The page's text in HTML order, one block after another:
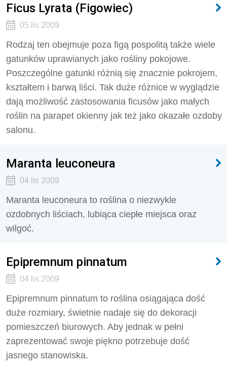
Ficus Lyrata (Figowiec)
05 lis 2009
Rodzaj ten obejmuje poza figą pospolitą także wiele
gatunków uprawianych jako rośliny pokojowe.
Poszczególne gatunki różnią się znacznie pokrojem,
kształtem i barwą liści. Tak duże różnice w wyglądzie
dają możliwość zastosowania ficusów jako małych
roślin na parapet okienny jak też jako okazałe ozdoby
salonu.
Maranta leuconeura
04 lis 2009
Maranta leuconeura to roślina o niezwykle
ozdobnych liściach, lubiąca ciepłe miejsca oraz
wilgoć.
Epipremnum pinnatum
04 lis 2009
Epipremnum pinnatum to roślina osiągająca dość
duże rozmiary, świetnie nadaje się do dekoracji
pomieszczeń biurowych. Aby jednak w pełni
zaprezentować swoje piękno potrzebuje dość
jasnego stanowiska.